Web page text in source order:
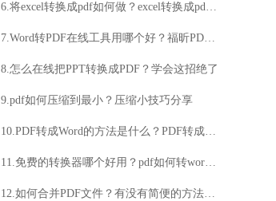
6.将excel转换成pdf如何做？excel转换成pdf方法分享
7.Word转PDF在线工具用哪个好？福昕PDF365在线Word转PDF操作分享
8.怎么在线把PPT转换成PDF？学会这招绝了
9.pdf如何压缩到最小？压缩小技巧分享
10.PDF转成Word的方法是什么？PDF转成Word的安全性介绍
11.免费的转换器哪个好用？pdf如何转word？
12.如何合并PDF文件？有没有简便的方法合并PDF文件？